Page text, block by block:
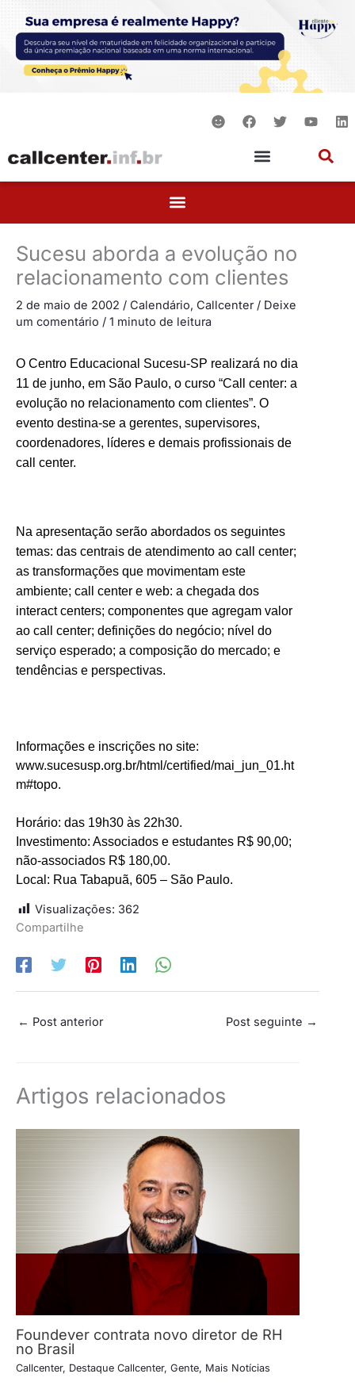
conteúdo
S
m
F
a
e
b
o
T
w
e
Y
o
b
L
i
d
Sucesu aborda a evolução no
relacionamento com clientes
2 de maio de 2002 / Calendário, Callcenter/ Deixe
um comentário / 1 minuto de leitura
O Centro Educacional Sucesu-SP realizará no dia
11 de junho, em São Paulo, o curso “Call center: a
evolução no relacionamento com clientes”. O
evento destina-se a gerentes, supervisores,
coordenadores, líderes e demais profissionais de
call center.
Na apresentação serão abordados os seguintes
temas: das centrais de atendimento ao call center;
as transformações que movimentam este
ambiente; call center e web: a chegada dos
interact centers; componentes que agregam valor
ao call center; definições do negócio; nível do
serviço esperado; a composição do mercado; e
tendências e perspectivas.
Informações e inscrições no site:
www.sucesusp.org.br/html/certified/mai_jun_01.ht
m#topo.
Horário: das 19h30 às 22h30.
Investimento: Associados e estudantes R$ 90,00;
não-associados R$ 180,00.
Local: Rua Tabapuã, 605 – São Paulo.
Visualizações: 362
Compartilhe
← Post anterior Post seguinte →
Artigos relacionados
Foundever contrata novo diretor de RH
no Brasil
Callcenter, Destaque Callcenter, Gente, Mais Notícias